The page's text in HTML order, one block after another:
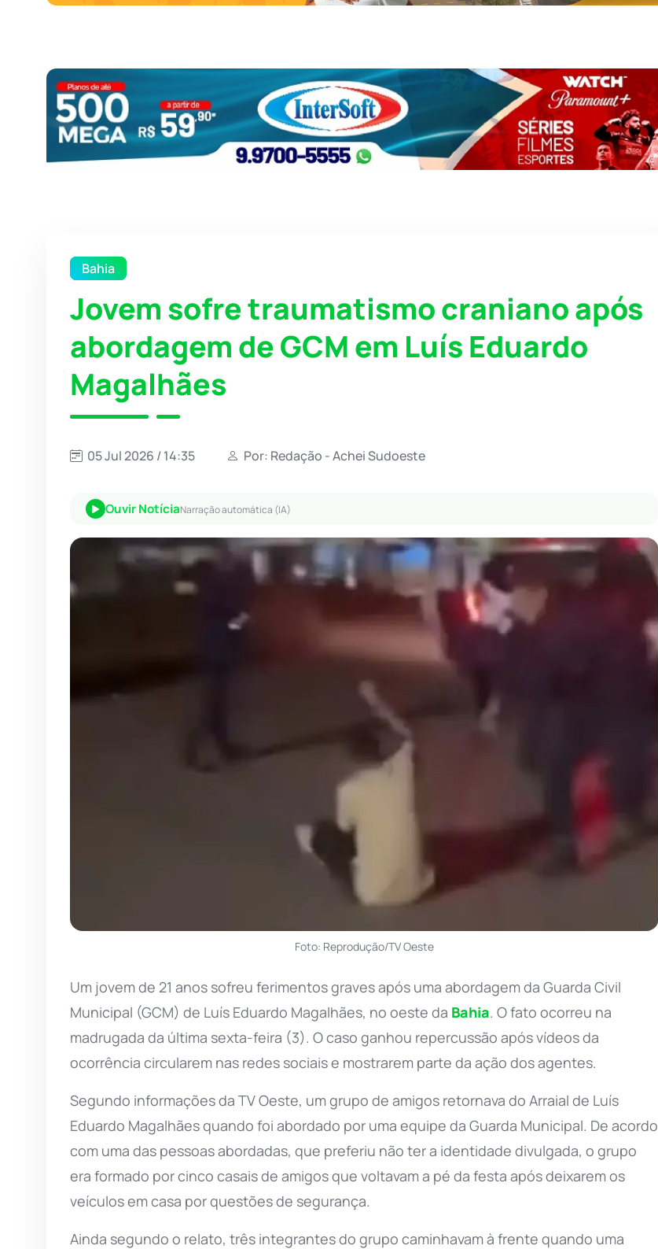
Bahia
Jovem sofre traumatismo craniano após
abordagem de GCM em Luís Eduardo
Magalhães
05 Jul 2026 / 14:35 Por: Redação - Achei Sudoeste
Ouvir NotíciaNarração automática (IA)
Foto: Reprodução/TV Oeste
Um jovem de 21 anos sofreu ferimentos graves após uma abordagem da Guarda Civil
Municipal (GCM) de Luís Eduardo Magalhães, no oeste da Bahia. O fato ocorreu na
madrugada da última sexta-feira (3). O caso ganhou repercussão após vídeos da
ocorrência circularem nas redes sociais e mostrarem parte da ação dos agentes.
Segundo informações da TV Oeste, um grupo de amigos retornava do Arraial de Luís
Eduardo Magalhães quando foi abordado por uma equipe da Guarda Municipal. De acordo
com uma das pessoas abordadas, que preferiu não ter a identidade divulgada, o grupo
era formado por cinco casais de amigos que voltavam a pé da festa após deixarem os
veículos em casa por questões de segurança.
Ainda segundo o relato, três integrantes do grupo caminhavam à frente quando uma